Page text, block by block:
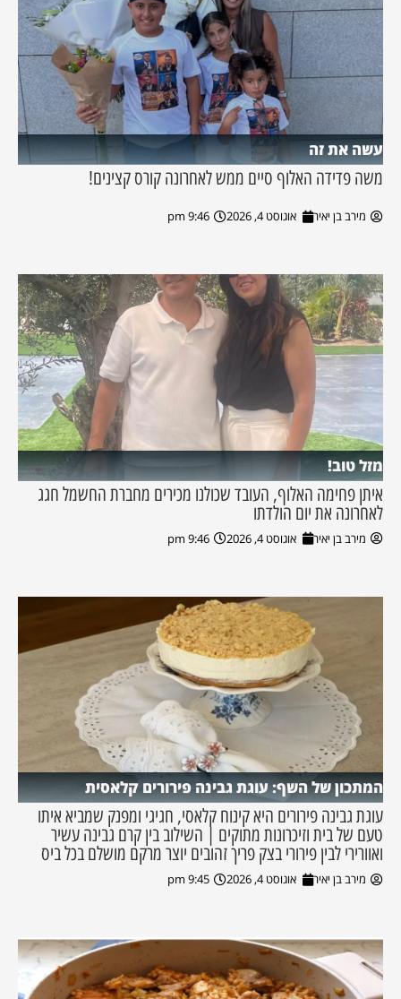
עשה את זה
משה פדידה האלוף סיים ממש לאחרונה קורס קצינים!
מירב בן יאיר אוגוסט 4, 2026 9:46 pm
מזל טוב!
איתן פחימה האלוף, העובד שכולנו מכירים מחברת החשמל חגג
לאחרונה את יום הולדתו
מירב בן יאיר אוגוסט 4, 2026 9:46 pm
המתכון של השף: עוגת גבינה פירורים קלאסית
עוגת גבינה פירורים היא קינוח קלאסי, חגיגי ומפנק שמביא איתו
טעם של בית וזיכרונות מתוקים | השילוב בין קרם גבינה עשיר
ואוורירי לבין פירורי בצק פריך זהובים יוצר מרקם מושלם בכל ביס
מירב בן יאיר אוגוסט 4, 2026 9:45 pm